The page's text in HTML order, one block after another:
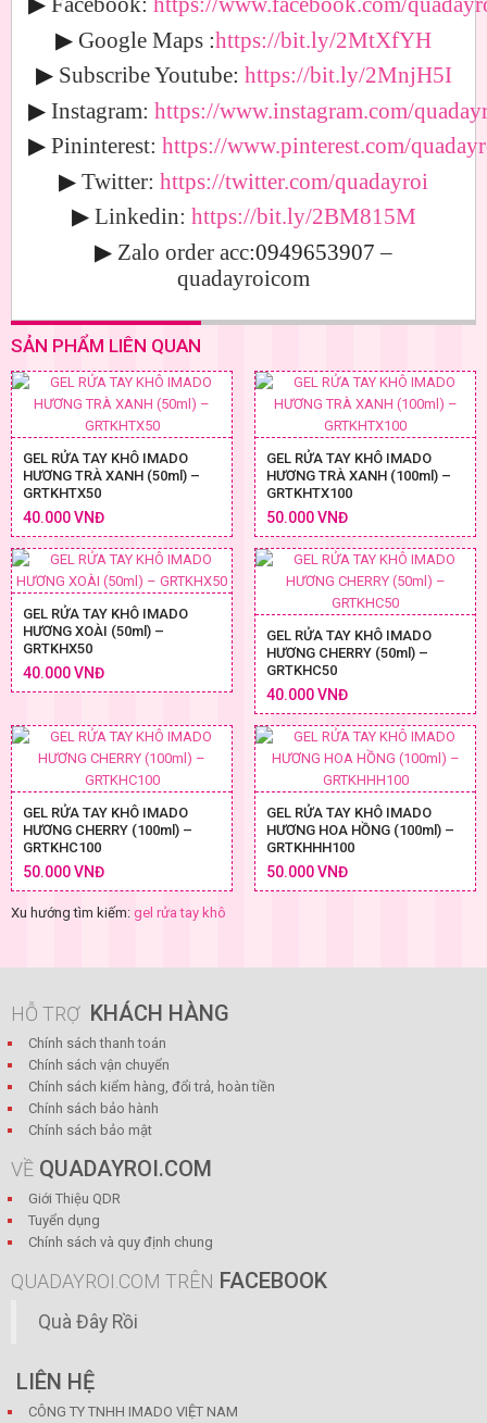
▶ Google Maps :https://bit.ly/2MtXfYH
▶ Subscribe Youtube: https://bit.ly/2MnjH5I
▶ Instagram: https://www.instagram.com/
▶ Pininterest: https://www.pinterest.com/
▶ Twitter: https://twitter.com/quadayroi
▶ Linkedin: https://bit.ly/2BM815M
▶ Zalo order acc:0949653907–
quadayroicom
SẢN PHẨM LIÊN QUAN
GEL RỬA TAY KHÔ IMADO
HƯƠNG TRÀ XANH (50ml) –
GRTKHTX50
40.000 VNĐ
GEL RỬA TAY KHÔ IMADO
HƯƠNG TRÀ XANH (100ml) –
GRTKHTX100
50.000 VNĐ
GEL RỬA TAY KHÔ IMADO
HƯƠNG XOÀI (50ml) –
GRTKHX50
40.000 VNĐ
GEL RỬA TAY KHÔ IMADO
HƯƠNG CHERRY (50ml) –
GRTKHC50
40.000 VNĐ
GEL RỬA TAY KHÔ IMADO
HƯƠNG CHERRY (100ml) –
GRTKHC100
50.000 VNĐ
GEL RỬA TAY KHÔ IMADO
HƯƠNG HOA HỒNG (100ml) –
GRTKHHH100
50.000 VNĐ
Xu hướng tìm kiếm: gel rửa tay khô
HỖ TRỢ KHÁCH HÀNG
Chính sách thanh toán
Chính sách vận chuyển
Chính sách kiểm hàng, đổi trả, hoàn tiền
Chính sách bảo hành
Chính sách bảo mật
VỀ QUADAYROI.COM
Giới Thiệu QDR
Tuyển dụng
Chính sách và quy định chung
QUADAYROI.COM TRÊN FACEBOOK
Quà Đây Rồi
LIÊN HỆ
CÔNG TY TNHH IMADO VIỆT NAM